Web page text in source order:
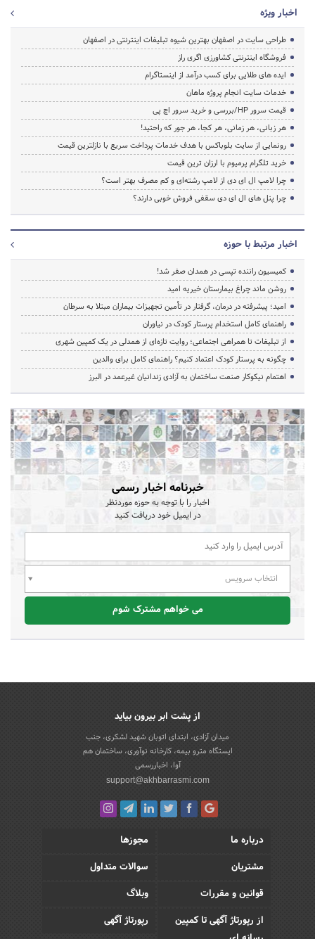
اخبار ویژه
طراحی سایت در اصفهان بهترین شیوه تبلیغات اینترنتی در اصفهان
فروشگاه اینترنتی کشاورزی اگری راز
ایده های طلایی برای کسب درآمد از اینستاگرام
خدمات سایت انجام پروژه ماهان
قیمت سرور HP/بررسی و خرید سرور اچ پی
هر زبانی، هر زمانی، هر کجا، هر جور که راحتید!
رونمایی از سایت بلوباکس با هدف خدمات پرداخت سریع با نازلترین قیمت
خرید تلگرام پرمیوم با ارزان ترین قیمت
چرا لامپ ال ای دی از لامپ رشته‌ای و کم مصرف بهتر است؟
چرا پنل های ال ای دی سقفی فروش خوبی دارند؟
اخبار مرتبط با حوزه
کمیسیون راننده تپسی در همدان صفر شد!
روشن ماند چراغ بیمارستان خیریه امید
امید؛ پیشرفته در درمان، گرفتار در تأمین تجهیزات بیماران مبتلا به سرطان
راهنمای کامل استخدام پرستار کودک در نیاوران
از تبلیغات تا همراهی اجتماعی؛ روایت تازه‌ای از همدلی در یک کمپین شهری
چگونه به پرستار کودک اعتماد کنیم؟ راهنمای کامل برای والدین
اهتمام نیکوکار صنعت ساختمان به آزادی زندانیان غیرعمد در البرز
خبرنامه اخبار رسمی
اخبار را با توجه به حوزه موردنظر
در ایمیل خود دریافت کنید
انتخاب سرویس
می خواهم مشترک شوم
از پشت ابر بیرون بیاید
میدان آزادی، ابتدای اتوبان شهید لشکری، جنب
ایستگاه مترو بیمه، کارخانه نوآوری، ساختمان هم
آوا، اخباررسمی
support@akhbarrasmi.com
درباره ما
مجوزها
مشتریان
سوالات متداول
قوانین و مقررات
وبلاگ
از رپورتاژ آگهی تا کمپین
رپورتاژ آگهی